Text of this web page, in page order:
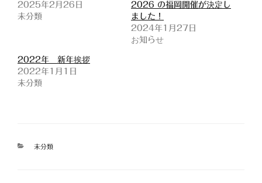
2025年2月26日
未分類
2026 の福岡開催が決定し
ました！
2024年1月27日
お知らせ
2022年 新年挨拶
2022年1月1日
未分類
カ
未分類